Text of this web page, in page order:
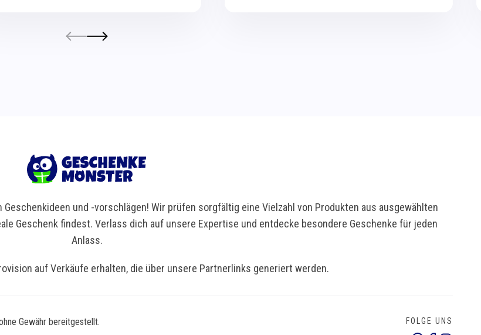
und -vorschlägen! Wir prüfen sorgfältig eine Vielzahl von Produkten aus ausgewählten
Geschenk findest. Verlass dich auf unsere Expertise und entdecke besondere Geschenke für jeden
Anlass.
auf Verkäufe erhalten, die über unsere Partnerlinks generiert werden.
Gewähr bereitgestellt. FOLGE UNS